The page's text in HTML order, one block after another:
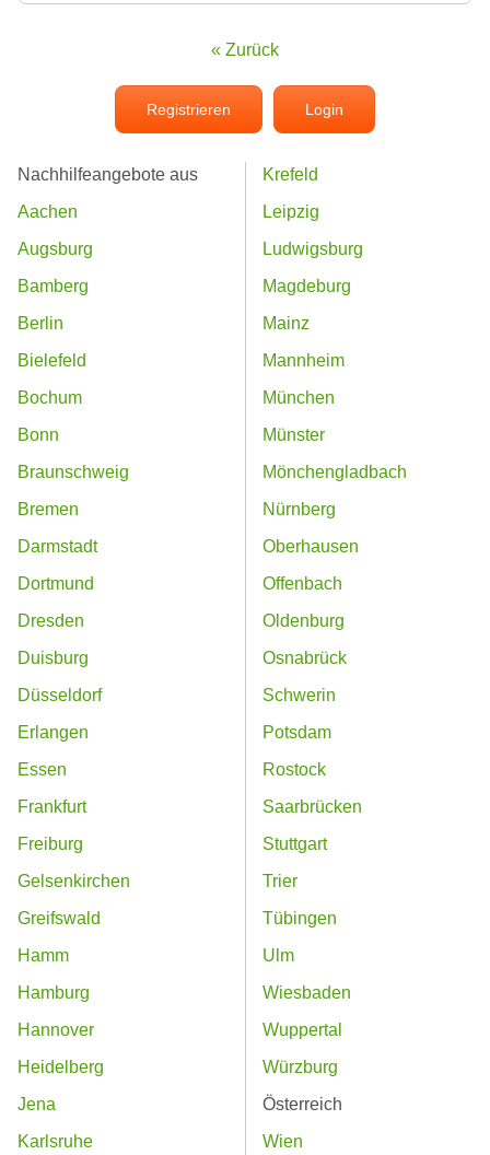
« Zurück
Registrieren Login
Nachhilfeangebote aus
Aachen
Augsburg
Bamberg
Berlin
Bielefeld
Bochum
Bonn
Braunschweig
Bremen
Darmstadt
Dortmund
Dresden
Duisburg
Düsseldorf
Erlangen
Essen
Frankfurt
Freiburg
Gelsenkirchen
Greifswald
Hamm
Hamburg
Hannover
Heidelberg
Jena
Karlsruhe
Krefeld
Leipzig
Ludwigsburg
Magdeburg
Mainz
Mannheim
München
Münster
Mönchengladbach
Nürnberg
Oberhausen
Offenbach
Oldenburg
Osnabrück
Schwerin
Potsdam
Rostock
Saarbrücken
Stuttgart
Trier
Tübingen
Ulm
Wiesbaden
Wuppertal
Würzburg
Österreich
Wien